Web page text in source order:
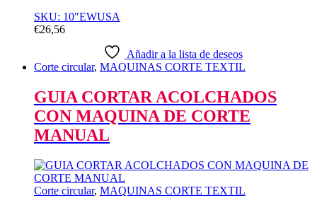
SKU: 10"EWUSA
€26,56
Añadir a la lista de deseos
Corte circular, MAQUINAS CORTE TEXTIL
GUIA CORTAR ACOLCHADOS
CON MAQUINA DE CORTE
MANUAL
Corte circular, MAQUINAS CORTE TEXTIL